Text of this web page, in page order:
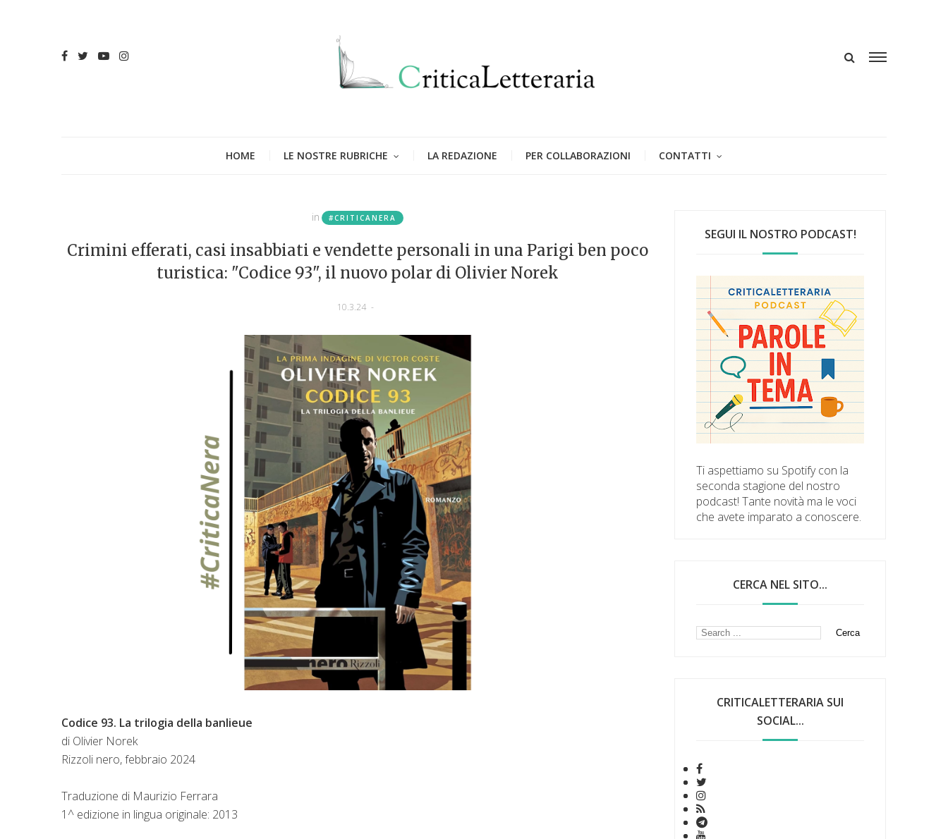
HOME LE NOSTRE RUBRICHE LA REDAZIONE PER COLLABORAZIONI CONTATTI
in #CRITICANERA
Crimini efferati, casi insabbiati e vendette personali in una Parigi ben poco
turistica: "Codice 93", il nuovo polar di Olivier Norek
10.3.24 -
Codice 93. La trilogia della banlieue
di Olivier Norek
Rizzoli nero, febbraio 2024
Traduzione di Maurizio Ferrara
1^ edizione in lingua originale: 2013
SEGUI IL NOSTRO PODCAST!
Ti aspettiamo su Spotify con la
seconda stagione del nostro
podcast! Tante novità ma le voci
che avete imparato a conoscere.
CERCA NEL SITO...
CRITICALETTERARIA SUI
SOCIAL...